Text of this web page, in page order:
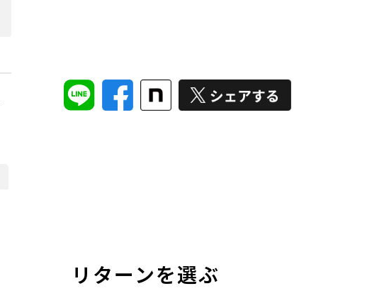
リターンを選ぶ